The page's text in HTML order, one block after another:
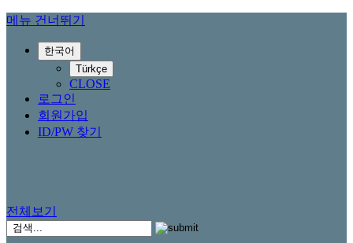
메뉴 건너뛰기
한국어
Türkçe
CLOSE
로그인
회원가입
ID/PW 찾기
전체보기